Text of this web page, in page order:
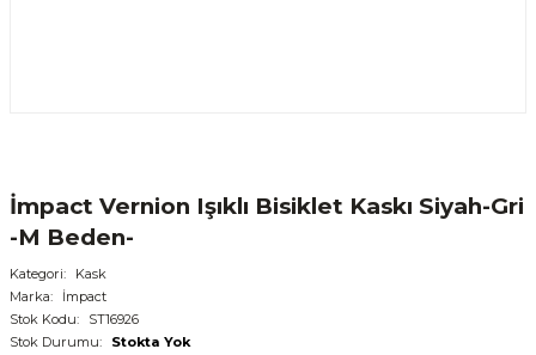
İmpact Vernion Işıklı Bisiklet Kaskı Siyah-Gri
-M Beden-
Kategori
Kask
Marka
İmpact
Stok Kodu
ST16926
Stok Durumu
Stokta Yok